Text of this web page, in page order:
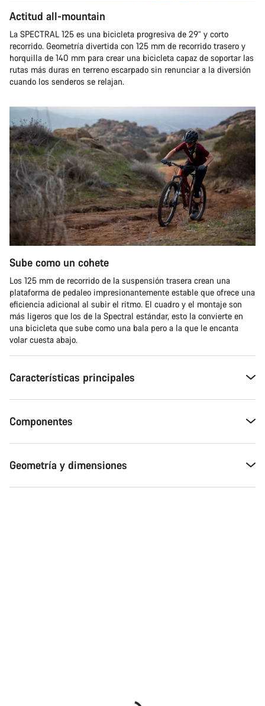
Actitud all-mountain
La SPECTRAL 125 es una bicicleta progresiva de 29” y corto
recorrido. Geometría divertida con 125 mm de recorrido trasero y
horquilla de 140 mm para crear una bicicleta capaz de soportar las
rutas más duras en terreno escarpado sin renunciar a la diversión
cuando los senderos se relajan.
Sube como un cohete
Los 125 mm de recorrido de la suspensión trasera crean una
plataforma de pedaleo impresionantemente estable que ofrece una
eficiencia adicional al subir el ritmo. El cuadro y el montaje son
más ligeros que los de la Spectral estándar, esto la convierte en
una bicicleta que sube como una bala pero a la que le encanta
volar cuesta abajo.
Características principales
Componentes
Geometría y dimensiones